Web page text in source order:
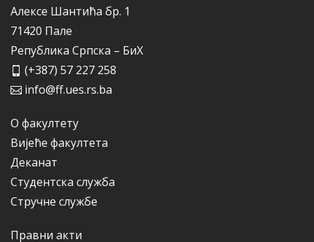
Алексе Шантића бр. 1
71420 Пале
Република Српска – БиХ
(+387) 57 227 258
info@ff.ues.rs.ba
О факултету
Вијеће факултета
Деканат
Студентска служба
Стручне службе
Правни акти